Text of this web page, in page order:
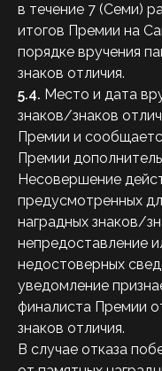
в течение 7 (Семи)
итогов Премии на
порядке вручения
знаков отличия.
5.4. Место и дата
знаков/знаков
Премии и
Премии
Несовершение
предусмотренных
наградных знаков/
непредоставление
недостоверных
уведомление
финалиста Премии
знаков отличия.
В случае отказа